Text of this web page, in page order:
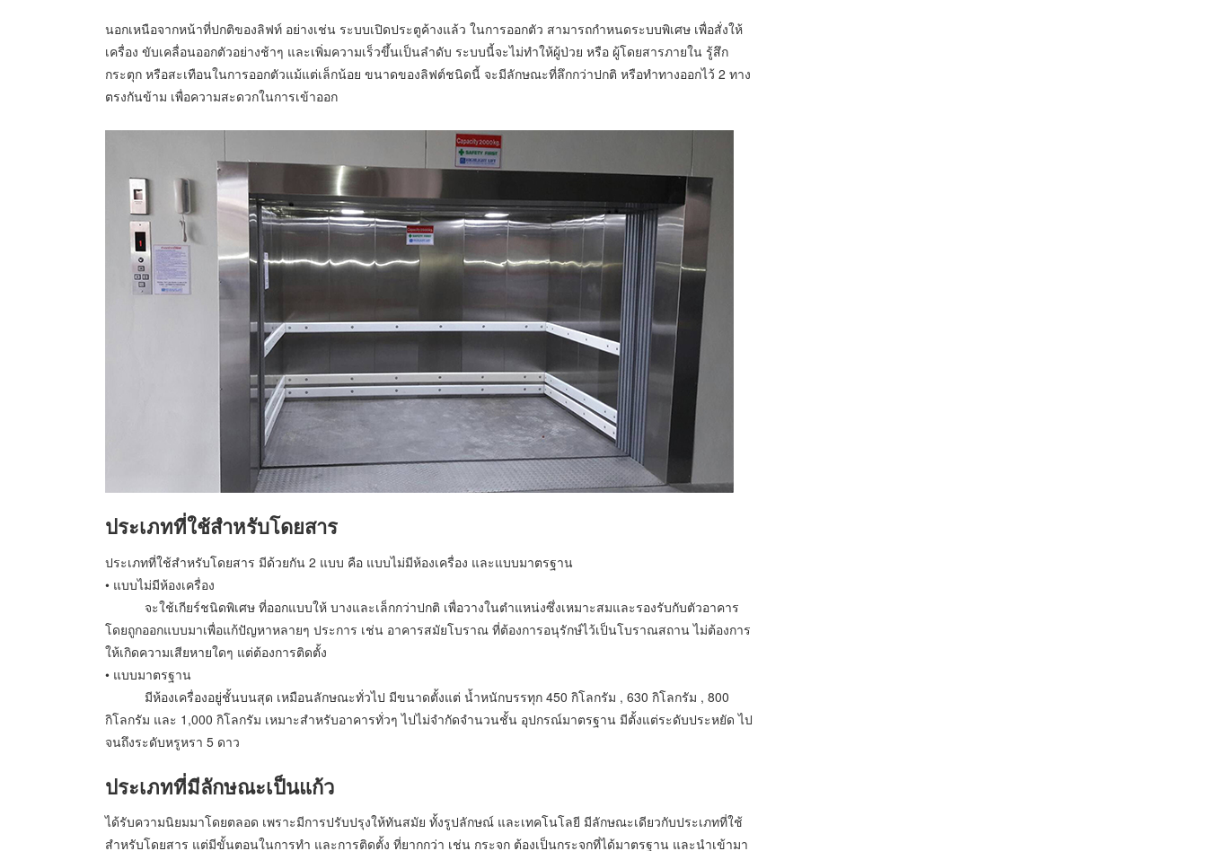
นอกเหนือจากหน้าที่ปกติของลิฟท์ อย่างเช่น ระบบเปิดประตูค้างแล้ว ในการออกตัว สามารถกำหนดระบบพิเศษ เพื่อสั่งให้
เครื่อง ขับเคลื่อนออกตัวอย่างช้าๆ และเพิ่มความเร็วขึ้นเป็นลำดับ ระบบนี้จะไม่ทำให้ผู้ป่วย หรือ ผู้โดยสารภายใน รู้สึก
กระตุก หรือสะเทือนในการออกตัวแม้แต่เล็กน้อย ขนาดของลิฟต์ชนิดนี้ จะมีลักษณะที่ลึกกว่าปกติ หรือทำทางออกไว้ 2 ทาง
ตรงกันข้าม เพื่อความสะดวกในการเข้าออก
ประเภทที่ใช้สำหรับโดยสาร
ประเภทที่ใช้สำหรับโดยสาร มีด้วยกัน 2 แบบ คือ แบบไม่มีห้องเครื่อง และแบบมาตรฐาน
• แบบไม่มีห้องเครื่อง
จะใช้เกียร์ชนิดพิเศษ ที่ออกแบบให้ บางและเล็กกว่าปกติ เพื่อวางในตำแหน่งซึ่งเหมาะสมและรองรับกับตัวอาคาร
โดยถูกออกแบบมาเพื่อแก้ปัญหาหลายๆ ประการ เช่น อาคารสมัยโบราณ ที่ต้องการอนุรักษ์ไว้เป็นโบราณสถาน ไม่ต้องการ
ให้เกิดความเสียหายใดๆ แต่ต้องการติดตั้ง
• แบบมาตรฐาน
มีห้องเครื่องอยู่ชั้นบนสุด เหมือนลักษณะทั่วไป มีขนาดตั้งแต่ น้ำหนักบรรทุก 450 กิโลกรัม , 630 กิโลกรัม , 800
กิโลกรัม และ 1,000 กิโลกรัม เหมาะสำหรับอาคารทั่วๆ ไปไม่จำกัดจำนวนชั้น อุปกรณ์มาตรฐาน มีตั้งแต่ระดับประหยัด ไป
จนถึงระดับหรูหรา 5 ดาว
ประเภทที่มีลักษณะเป็นแก้ว
ได้รับความนิยมมาโดยตลอด เพราะมีการปรับปรุงให้ทันสมัย ทั้งรูปลักษณ์ และเทคโนโลยี มีลักษณะเดียวกับประเภทที่ใช้
สำหรับโดยสาร แต่มีขั้นตอนในการทำ และการติดตั้ง ที่ยากกว่า เช่น กระจก ต้องเป็นกระจกที่ได้มาตรฐาน และนำเข้ามา